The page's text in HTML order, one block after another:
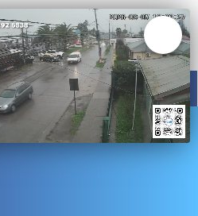
LOCAL DEPORTES